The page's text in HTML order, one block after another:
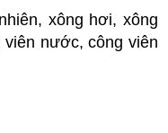
xông hơi, xông
nước, công viên